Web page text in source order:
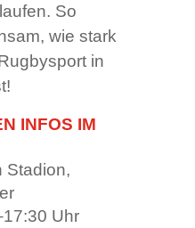
So
wie stark
in
INFOS IM
Stadion,
Uhr